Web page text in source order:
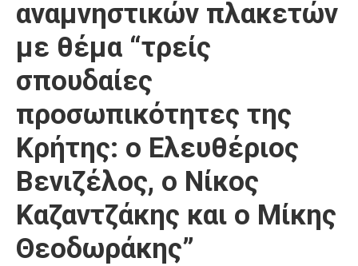
αναμνηστικών πλακετών
με θέμα “τρείς
σπουδαίες
προσωπικότητες της
Κρήτης: ο Ελευθέριος
Βενιζέλος, ο Νίκος
Καζαντζάκης και ο Μίκης
Θεοδωράκης”